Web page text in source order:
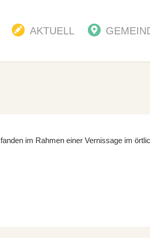
AKTUELL
im Rahmen einer Vernissage im